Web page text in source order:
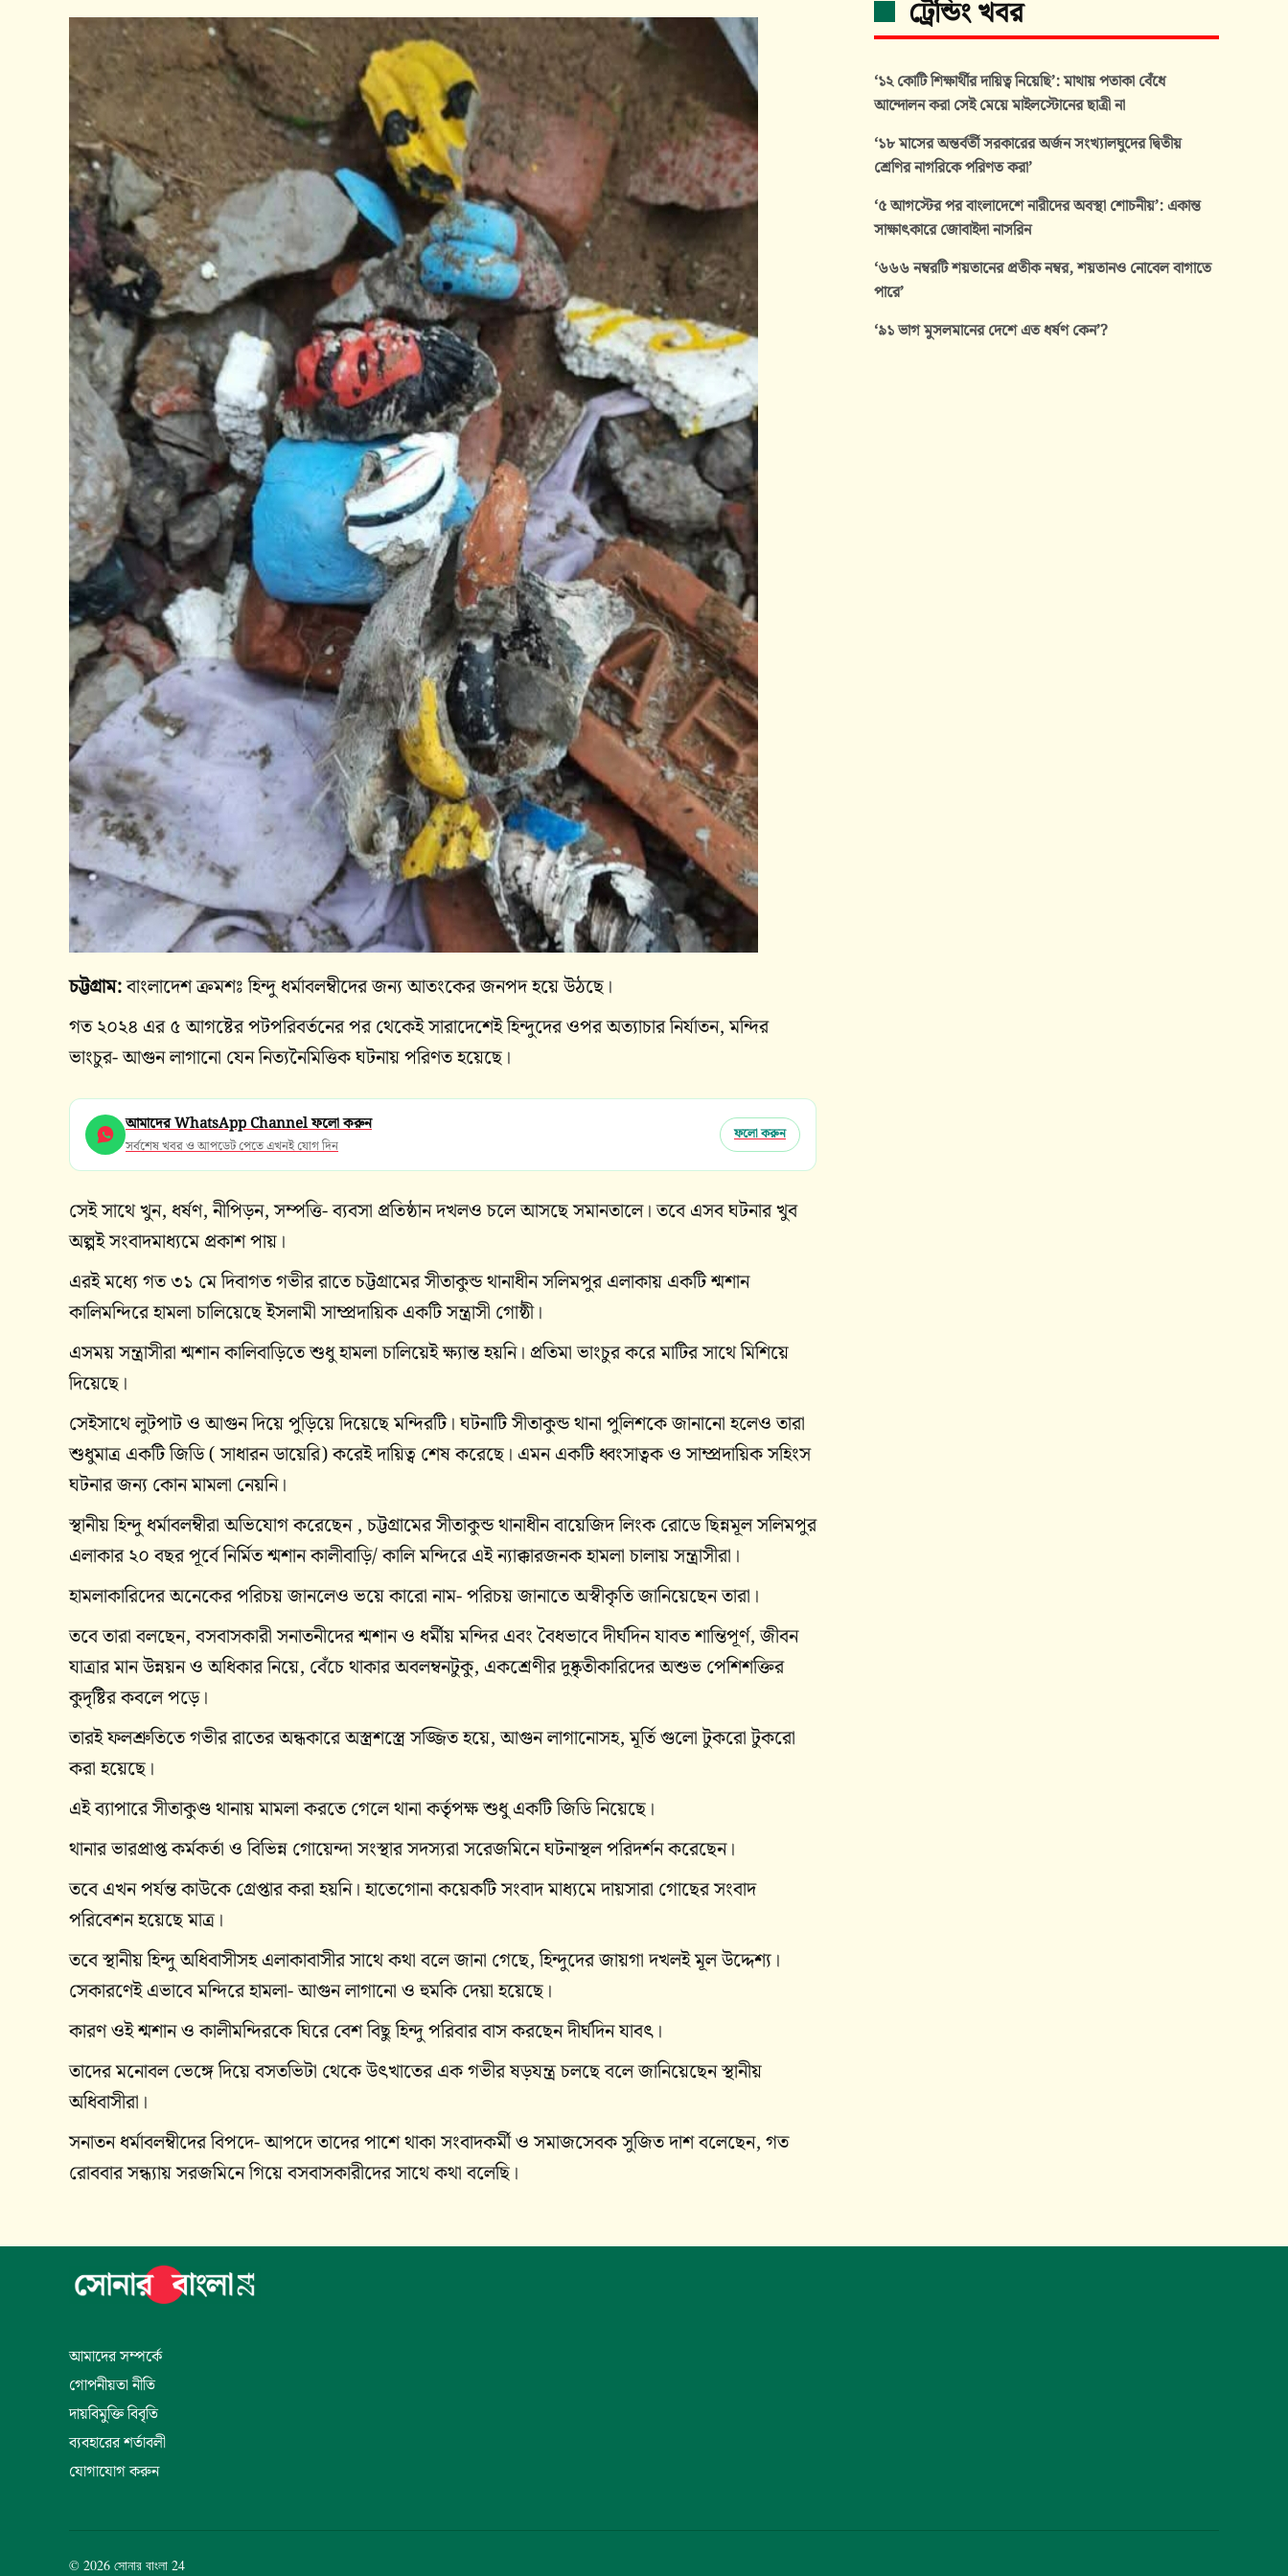
চট্টগ্রাম:বাংলাদেশ ক্রমশঃ হিন্দু ধর্মাবলম্বীদের জন্য আতংকের জনপদ হয়ে উঠছে।
গত ২০২৪ এর ৫ আগষ্টের পটপরিবর্তনের পর থেকেই সারাদেশেই হিন্দুদের ওপর অত্যাচার নির্যাতন, মন্দির
ভাংচুর- আগুন লাগানো যেন নিত্যনৈমিত্তিক ঘটনায় পরিণত হয়েছে।
আমাদের WhatsApp Channel ফলো করুন
সর্বশেষ খবর ও আপডেট পেতে এখনই যোগ দিন
ফলো করুন
সেই সাথে খুন, ধর্ষণ, নীপিড়ন, সম্পত্তি- ব্যবসা প্রতিষ্ঠান দখলও চলে আসছে সমানতালে। তবে এসব ঘটনার খুব
অল্পই সংবাদমাধ্যমে প্রকাশ পায়।
এরই মধ্যে গত ৩১ মে দিবাগত গভীর রাতে চট্টগ্রামের সীতাকুন্ড থানাধীন সলিমপুর এলাকায় একটি শ্মশান
কালিমন্দিরে হামলা চালিয়েছে ইসলামী সাম্প্রদায়িক একটি সন্ত্রাসী গোষ্ঠী।
এসময় সন্ত্রাসীরা শ্মশান কালিবাড়িতে শুধু হামলা চালিয়েই ক্ষ্যান্ত হয়নি। প্রতিমা ভাংচুর করে মাটির সাথে মিশিয়ে
দিয়েছে।
সেইসাথে লুটপাট ও আগুন দিয়ে পুড়িয়ে দিয়েছে মন্দিরটি। ঘটনাটি সীতাকুন্ড থানা পুলিশকে জানানো হলেও তারা
শুধুমাত্র একটি জিডি ( সাধারন ডায়েরি) করেই দায়িত্ব শেষ করেছে। এমন একটি ধ্বংসাত্বক ও সাম্প্রদায়িক সহিংস
ঘটনার জন্য কোন মামলা নেয়নি।
স্থানীয় হিন্দু ধর্মাবলম্বীরা অভিযোগ করেছেন , চট্টগ্রামের সীতাকুন্ড থানাধীন বায়েজিদ লিংক রোডে ছিন্নমূল সলিমপুর
এলাকার ২০ বছর পূর্বে নির্মিত শ্মশান কালীবাড়ি/ কালি মন্দিরে এই ন্যাক্কারজনক হামলা চালায় সন্ত্রাসীরা।
হামলাকারিদের অনেকের পরিচয় জানলেও ভয়ে কারো নাম- পরিচয় জানাতে অস্বীকৃতি জানিয়েছেন তারা।
তবে তারা বলছেন, বসবাসকারী সনাতনীদের শ্মশান ও ধর্মীয় মন্দির এবং বৈধভাবে দীর্ঘদিন যাবত শান্তিপূর্ণ, জীবন
যাত্রার মান উন্নয়ন ও অধিকার নিয়ে, বেঁচে থাকার অবলম্বনটুকু, একশ্রেণীর দুষ্কৃতীকারিদের অশুভ পেশিশক্তির
কুদৃষ্টির কবলে পড়ে।
তারই ফলশ্রুতিতে গভীর রাতের অন্ধকারে অস্ত্রশস্ত্রে সজ্জিত হয়ে, আগুন লাগানোসহ, মূর্তি গুলো টুকরো টুকরো
করা হয়েছে।
এই ব্যাপারে সীতাকুণ্ড থানায় মামলা করতে গেলে থানা কর্তৃপক্ষ শুধু একটি জিডি নিয়েছে।
থানার ভারপ্রাপ্ত কর্মকর্তা ও বিভিন্ন গোয়েন্দা সংস্থার সদস্যরা সরেজমিনে ঘটনাস্থল পরিদর্শন করেছেন।
তবে এখন পর্যন্ত কাউকে গ্রেপ্তার করা হয়নি। হাতেগোনা কয়েকটি সংবাদ মাধ্যমে দায়সারা গোছের সংবাদ
পরিবেশন হয়েছে মাত্র।
তবে স্থানীয় হিন্দু অধিবাসীসহ এলাকাবাসীর সাথে কথা বলে জানা গেছে, হিন্দুদের জায়গা দখলই মূল উদ্দেশ্য।
সেকারণেই এভাবে মন্দিরে হামলা- আগুন লাগানো ও হুমকি দেয়া হয়েছে।
কারণ ওই শ্মশান ও কালীমন্দিরকে ঘিরে বেশ বিছু হিন্দু পরিবার বাস করছেন দীর্ঘদিন যাবৎ।
তাদের মনোবল ভেঙ্গে দিয়ে বসতভিটা থেকে উৎখাতের এক গভীর ষড়যন্ত্র চলছে বলে জানিয়েছেন স্থানীয়
অধিবাসীরা।
সনাতন ধর্মাবলম্বীদের বিপদে- আপদে তাদের পাশে থাকা সংবাদকর্মী ও সমাজসেবক সুজিত দাশ বলেছেন, গত
রোববার সন্ধ্যায় সরজমিনে গিয়ে বসবাসকারীদের সাথে কথা বলেছি।
ট্রেন্ডিং খবর
‘১২ কোটি শিক্ষার্থীর দায়িত্ব নিয়েছি’: মাথায় পতাকা বেঁধে
আন্দোলন করা সেই মেয়ে মাইলস্টোনের ছাত্রী না
‘১৮ মাসের অন্তর্বর্তী সরকারের অর্জন সংখ্যালঘুদের দ্বিতীয়
শ্রেণির নাগরিকে পরিণত করা’
‘৫ আগস্টের পর বাংলাদেশে নারীদের অবস্থা শোচনীয়’: একান্ত
সাক্ষাৎকারে জোবাইদা নাসরিন
‘৬৬৬ নম্বরটি শয়তানের প্রতীক নম্বর, শয়তানও নোবেল বাগাতে
পারে’
‘৯১ ভাগ মুসলমানের দেশে এত ধর্ষণ কেন’?
আমাদের সম্পর্কে
গোপনীয়তা নীতি
দায়বিমুক্তি বিবৃতি
ব্যবহারের শর্তাবলী
যোগাযোগ করুন
© 2026 সোনার বাংলা 24